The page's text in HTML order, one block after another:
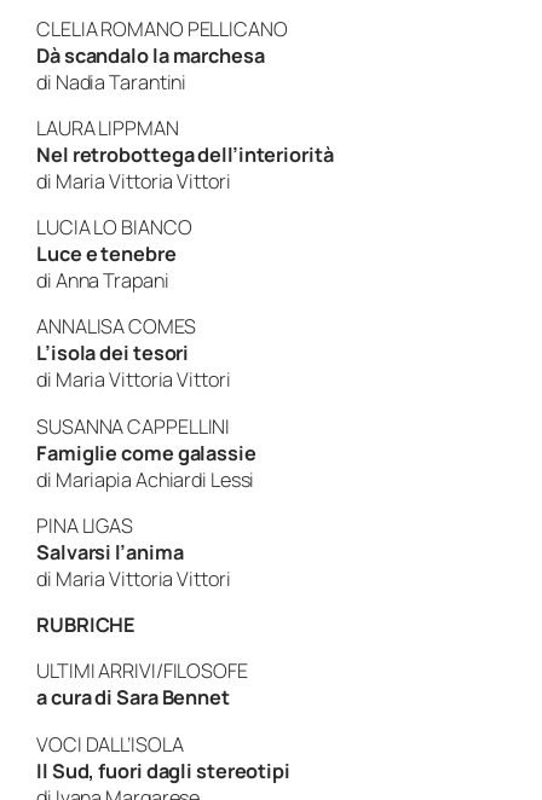
CLELIA ROMANO PELLICANO
Dà scandalo la marchesa
di Nadia Tarantini
LAURA LIPPMAN
Nel retrobottega dell’interiorità
di Maria Vittoria Vittori
LUCIA LO BIANCO
Luce e tenebre
di Anna Trapani
ANNALISA COMES
L’isola dei tesori
di Maria Vittoria Vittori
SUSANNA CAPPELLINI
Famiglie come galassie
di Mariapia Achiardi Lessi
PINA LIGAS
Salvarsi l’anima
di Maria Vittoria Vittori
RUBRICHE
ULTIMI ARRIVI/FILOSOFE
a cura di Sara Bennet
VOCI DALL’ISOLA
Il Sud, fuori dagli stereotipi